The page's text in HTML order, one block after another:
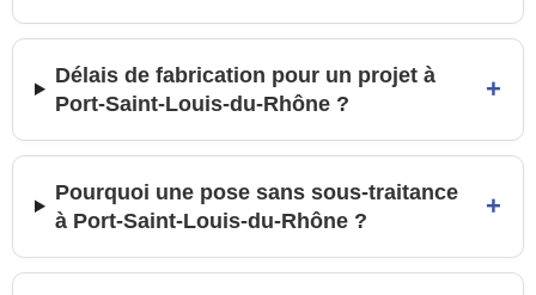
Délais de fabrication pour un projet à
Port-Saint-Louis-du-Rhône ?
+
Pourquoi une pose sans sous-traitance
à Port-Saint-Louis-du-Rhône ?
+